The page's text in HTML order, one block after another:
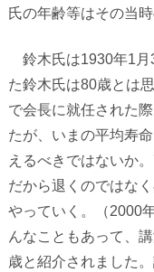
氏の年齢等はその当
鈴木氏は1930年1 月
た鈴木氏は80歳とは
で会長に就任された
たが、いまの平均寿
えるべきではないか。
だから退くのではな
やっていく。（2000
んなこともあって、
歳と紹介されました